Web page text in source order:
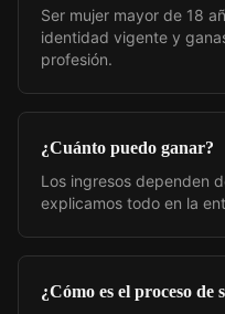
Ser mujer mayor de 18
identidad vigente y
profesión.
¿Cuánto puedo ganar?
Los ingresos dependen
explicamos todo en la
¿Cómo es el proceso de